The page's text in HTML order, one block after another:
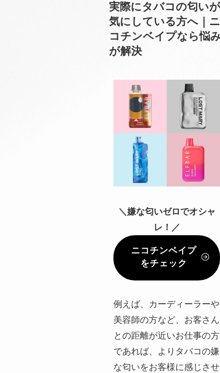
実際にタバコの匂い
気にしている方へ｜
コチンベイプなら悩
が解決
＼嫌な匂いゼロでオシャ
レ！／
ニコチンベイプ
をチェック
例えば、カーディーラーや
美容師の方など、お客さん
との距離が近いお仕事の方
であれば、よりタバコの嫌
な匂いをお客様に感じさせ